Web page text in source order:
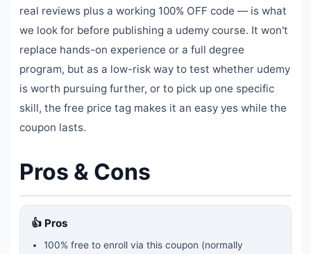
real reviews plus a working 100% OFF code — is what
we look for before publishing a udemy course. It won't
replace hands-on experience or a full degree
program, but as a low-risk way to test whether udemy
is worth pursuing further, or to pick up one specific
skill, the free price tag makes it an easy yes while the
coupon lasts.
Pros & Cons
👍 Pros
100% free to enroll via this coupon (normally